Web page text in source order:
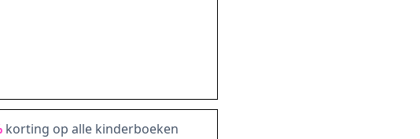
korting op alle kinderboeken